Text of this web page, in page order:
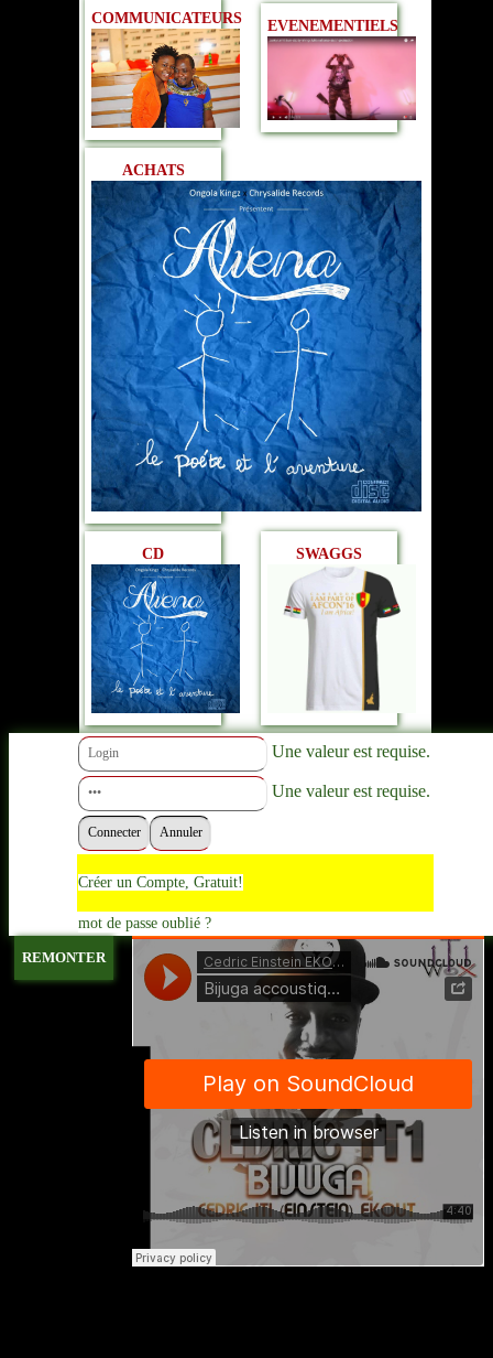
COMMUNICATEURS EVENEMENTIELS
ACHATS
CD SWAGGS
Une valeur est requise.
Une valeur est requise.
Créer un Compte, Gratuit!
mot de passe oublié ?
REMONTER